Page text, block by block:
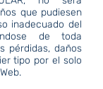
que pudiesen
inadecuado del
de toda
pérdidas, daños
tipo por el solo